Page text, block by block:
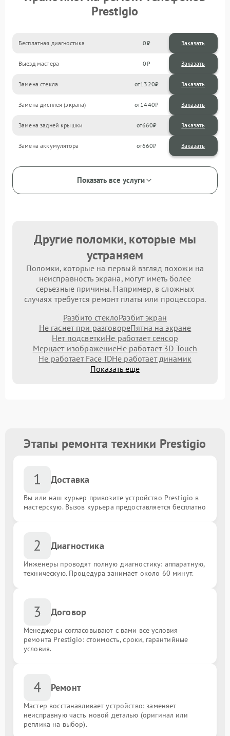
Prestigio
Бесплатная диагностика 0 Заказать
Выезд мастера 0 Заказать
Замена стекла 1320
Замена дисплея (экрана) 1440
Замена задней крышки 660
Замена аккумулятора 660
Показать все услуги
Другие поломки, которые мы
устраняем
Поломки, которые на первый взгляд похожи на
неисправность экрана, могут иметь более
серьезные причины. Например, в сложных
случаях требуется ремонт платы или процессора.
Разбито стеклоРазбит экран
Не гаснет при разговореПятна на экране
Нет подсветкиНе работает сенсор
Мерцает изображениеНе работает 3D Touch
Не работает Face IDНе работает динамик
Показать еще
Этапы ремонта техники Prestigio
1 Доставка
Вы или наш курьер привозите устройство Prestigio в
мастерскую. Вызов курьера предоставляется бесплатно
2 Диагностика
Инженеры проводят полную диагностику: аппаратную,
техническую. Процедура занимает около 60 минут.
3 Договор
Менеджеры согласовывают с вами все условия
ремонта Prestigio: стоимость, сроки, гарантийные
условия.
4 Ремонт
Мастер восстанавливает устройство: заменяет
неисправную часть новой деталью (оригинал или
реплика на выбор).